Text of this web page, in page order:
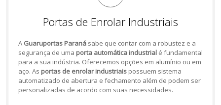
Portas de Enrolar Industriais
A Guaruportas Paranásabe que contar com a robustez e a
segurança de uma porta automática industrialé fundamental
para a sua indústria. Oferecemos opções em alumínio ou em
aço. As portas de enrolar industriaispossuem sistema
automatizado de abertura e fechamento além de podem ser
personalizadas de acordo com suas necessidades.